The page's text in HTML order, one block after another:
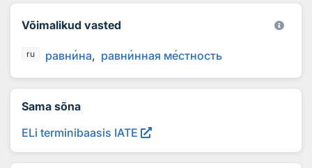
Võimalikud vasted
ru равнина равнинная местность
Sama sõna
ELi terminibaasis IATE